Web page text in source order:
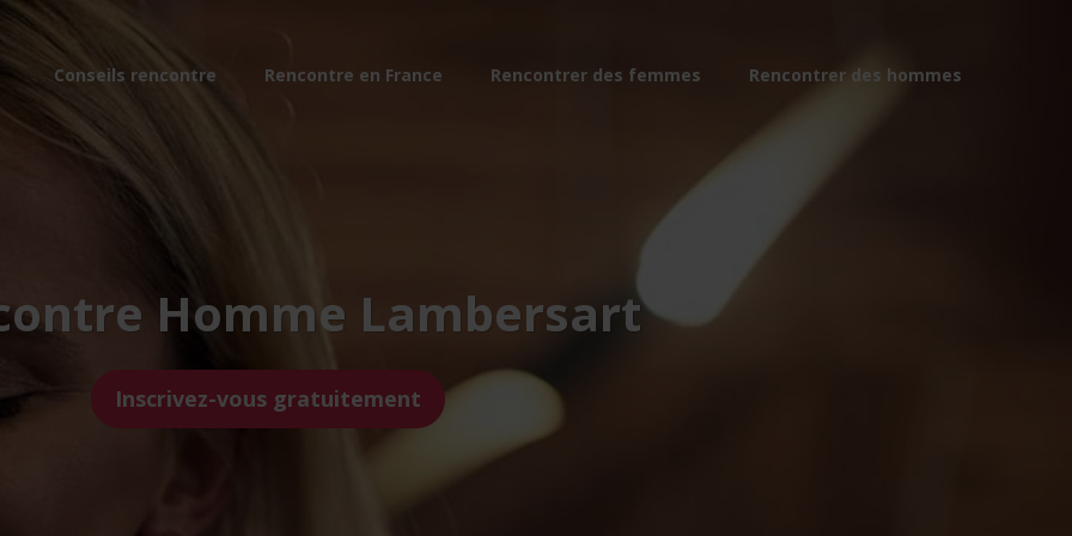
Conseils rencontre Rencontre en France Rencontrer des femmes Rencontrer des hommes
Homme Lambersart
Inscrivez-vous gratuitement